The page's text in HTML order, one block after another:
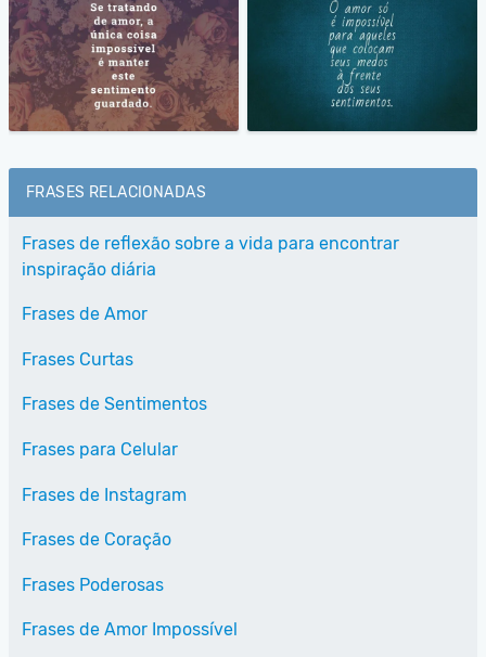
FRASES RELACIONADAS
Frases de reflexão sobre a vida para encontrar
inspiração diária
Frases de Amor
Frases Curtas
Frases de Sentimentos
Frases para Celular
Frases de Instagram
Frases de Coração
Frases Poderosas
Frases de Amor Impossível